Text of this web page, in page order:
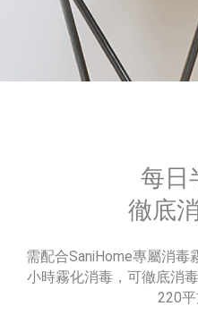
每日
徹底
需配合SaniHome專屬消
小時霧化消毒，可徹底消
220平